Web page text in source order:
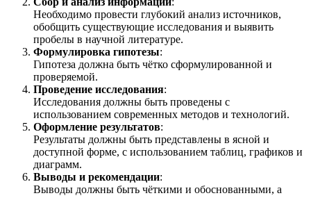
Необходимо провести глубокий анализ источников,
обобщить существующие исследования и выявить
пробелы в научной литературе.
Формулировка гипотезы:
Гипотеза должна быть чётко сформулированной и
проверяемой.
Проведение исследования:
Исследования должны быть проведены с
использованием современных методов и технологий.
Оформление результатов:
Результаты должны быть представлены в ясной и
доступной форме, с использованием таблиц, графиков и
диаграмм.
Выводы и рекомендации:
Выводы должны быть чёткими и обоснованными, а